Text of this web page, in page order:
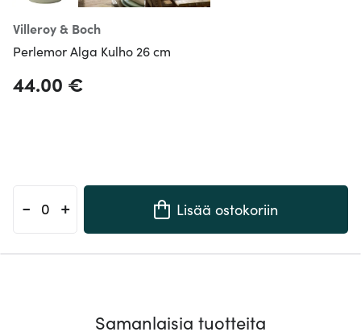
Villeroy & Boch
Perlemor Alga Kulho 26 cm
44.00 €
- + Lisää ostokoriin
Samanlaisia tuotteita